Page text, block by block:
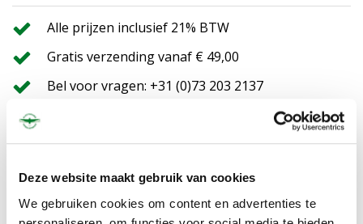
Deze website maakt gebruik van cookies
We gebruiken cookies om content en advertenties te
Alle prijzen inclusief 21% BTW
Gratis verzending vanaf € 49,00
Bel voor vragen: +31 (0)73 203 2137
Normaliter binnen 24 uur, nu 24 - 48 uur in NL
INFORMATIE
Black Hawk vlieger met aluminium paal van 12,5 meter hoog.